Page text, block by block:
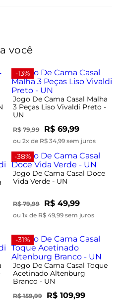
você
-13%
Jogo De Cama Casal Malha
3 Peças Liso Vivaldi Preto -
UN
R$ 79,99 R$ 69,99
ou 2x de R$ 34,99 sem juros
-38%
Jogo De Cama Casal Doce
Vida Verde - UN
R$ 79,99 R$ 49,99
ou 1x de R$ 49,99 sem juros
-31%
Jogo De Cama Casal Toque
Acetinado Altenburg
Branco - UN
R$ 159,99 R$ 109,99